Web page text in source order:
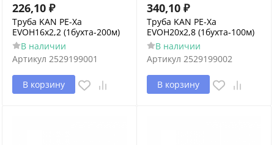
226,10 ₽
Труба KAN РЕ-Хa
EVOH16х2,2 (1бухта-200м)
В наличии
Артикул 2529199001
В корзину
340,10 ₽
Труба KAN РЕ-Хa
EVOH20х2,8 (1бухта-100м)
В наличии
Артикул 2529199002
В корзину